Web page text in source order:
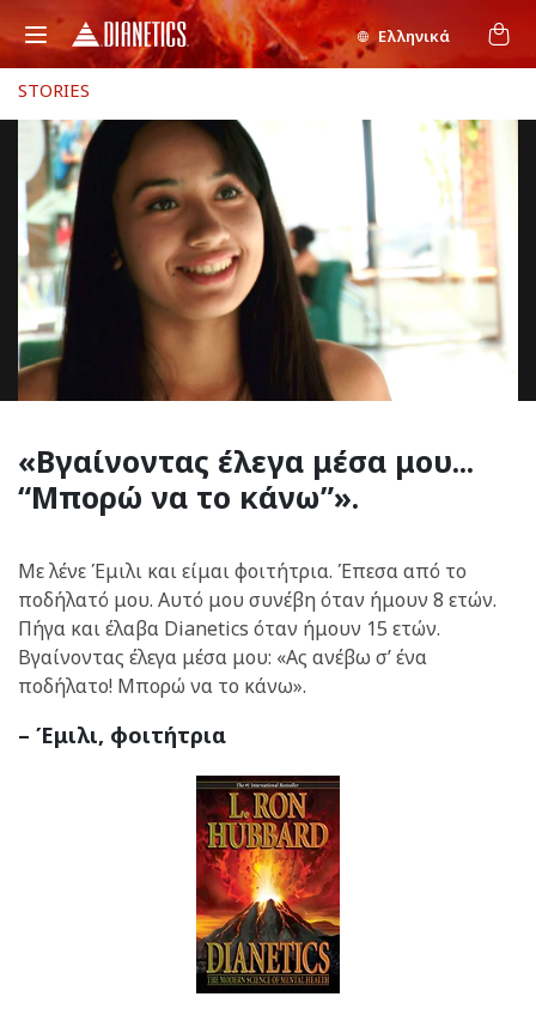
Ελληνικά
STORIES
«Βγαίνοντας έλεγα μέσα μου...
“Μπορώ να το κάνω”».
Με λένε Έμιλι και είμαι φοιτήτρια. Έπεσα από το
ποδήλατό μου. Αυτό μου συνέβη όταν ήμουν 8 ετών.
Πήγα και έλαβα Dianetics όταν ήμουν 15 ετών.
Βγαίνοντας έλεγα μέσα μου: «Ας ανέβω σ’ ένα
ποδήλατο! Μπορώ να το κάνω».
– Έμιλι, φοιτήτρια